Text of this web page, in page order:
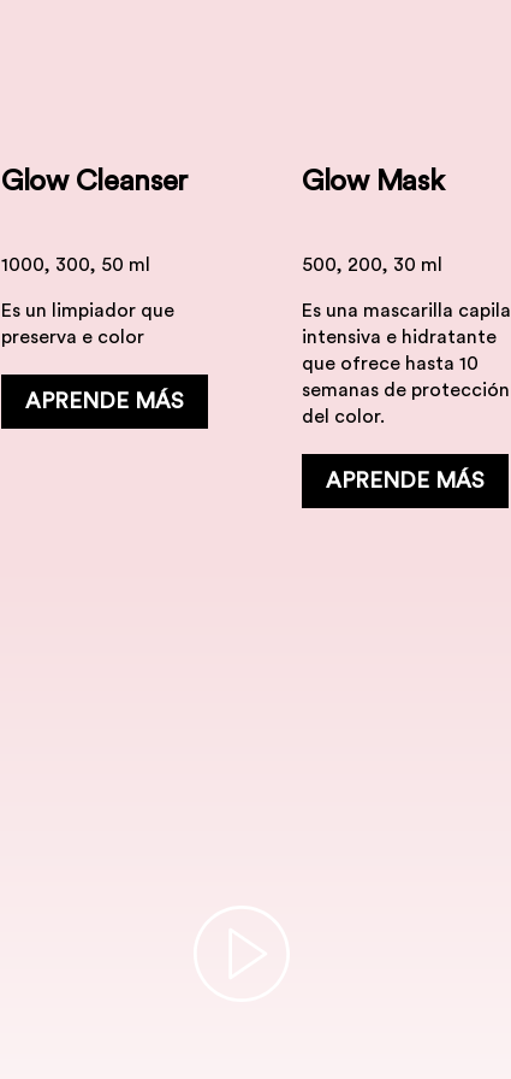
Glow Cleanser
1000, 300, 50 ml
Es un limpiador que
preserva e color
APRENDE MÁS
Glow Mask
500, 200, 30 ml
Es una mascarilla
intensiva e hidratante
que ofrece hasta 10
semanas de protección
del color.
APRENDE MÁS